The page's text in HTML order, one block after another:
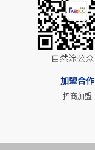
加盟合作
招商加盟